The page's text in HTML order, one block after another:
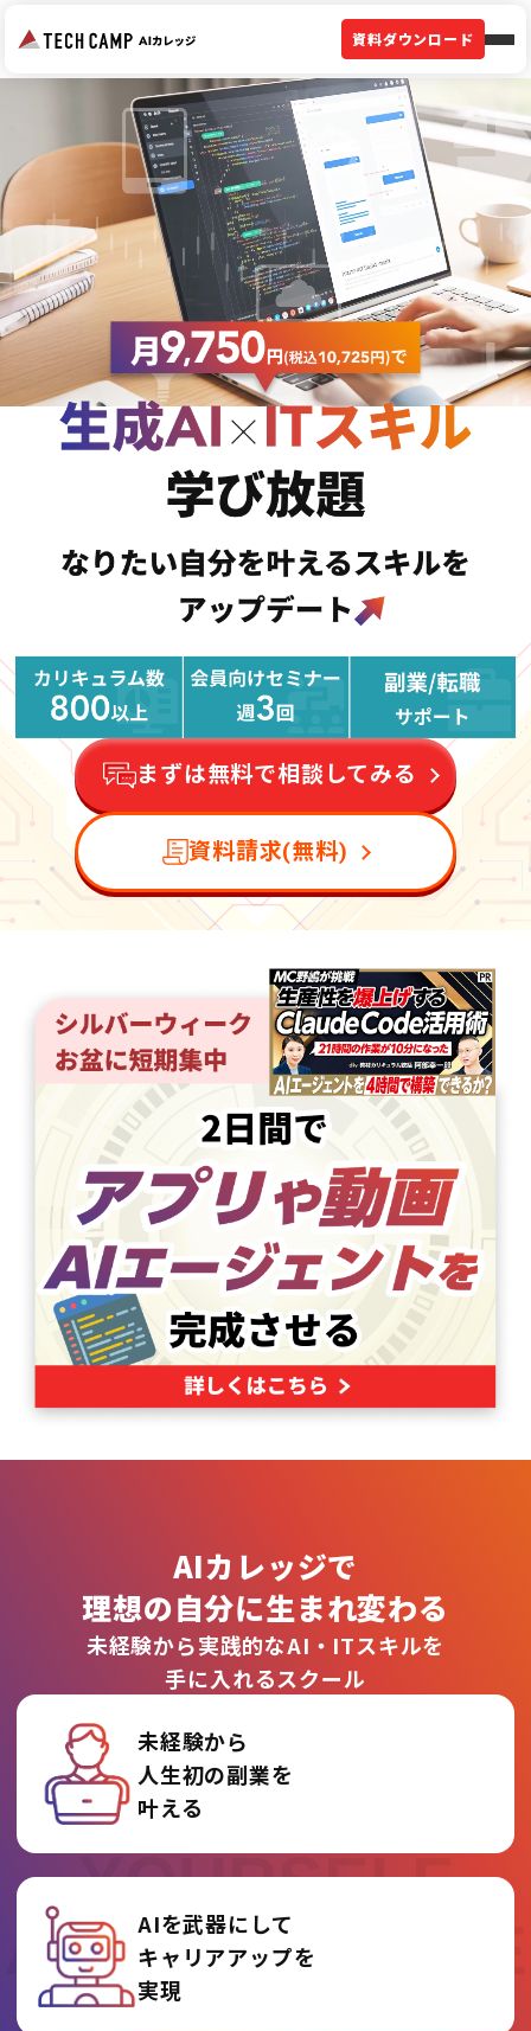
資料ダウンロード
まずは無料で相談してみる
資料請求(無料)
REINVENT
YOURSELF
AT AI COLLEGE
AIカレッジで
理想の自分に生まれ変わる
未経験から実践的なAI・ITスキルを
手に入れるスクール
未経験から
人生初の副業を
叶える
AIを武器にして
キャリアアップを
実現